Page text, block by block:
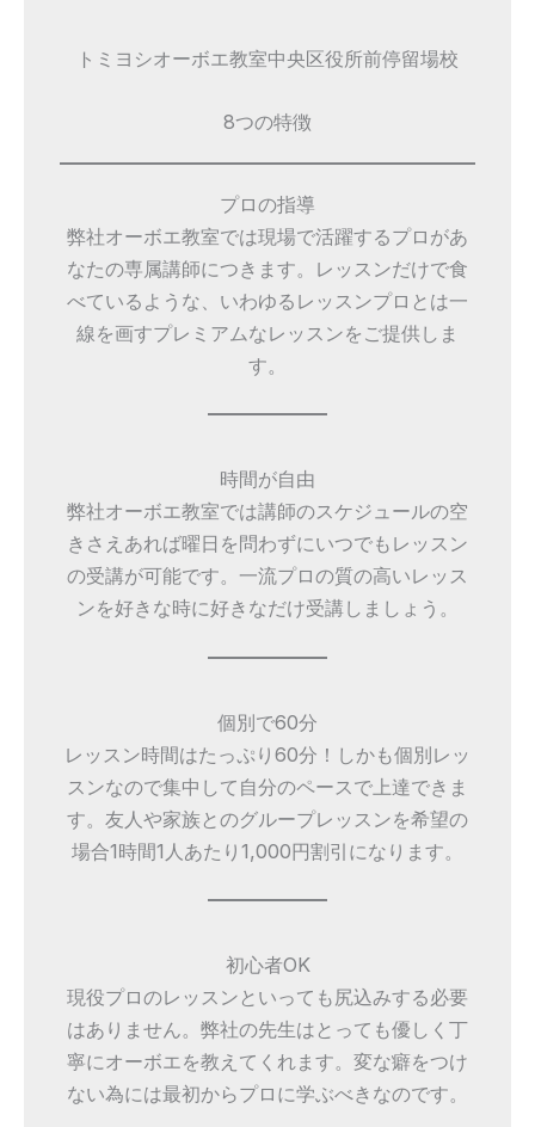
トミヨシオーボエ教室中央区役所前停留場校
8つの特徴
プロの指導
弊社オーボエ教室では現場で活躍するプロがあ
なたの専属講師につきます。レッスンだけで食
べているような、いわゆるレッスンプロとは一
線を画すプレミアムなレッスンをご提供しま
す。
時間が自由
弊社オーボエ教室では講師のスケジュールの空
きさえあれば曜日を問わずにいつでもレッスン
の受講が可能です。一流プロの質の高いレッス
ンを好きな時に好きなだけ受講しましょう。
個別で60分
レッスン時間はたっぷり60分！しかも個別レッ
スンなので集中して自分のペースで上達できま
す。友人や家族とのグループレッスンを希望の
場合1時間1人あたり1,000円割引になります。
初心者OK
現役プロのレッスンといっても尻込みする必要
はありません。弊社の先生はとっても優しく丁
寧にオーボエを教えてくれます。変な癖をつけ
ない為には最初からプロに学ぶべきなのです。